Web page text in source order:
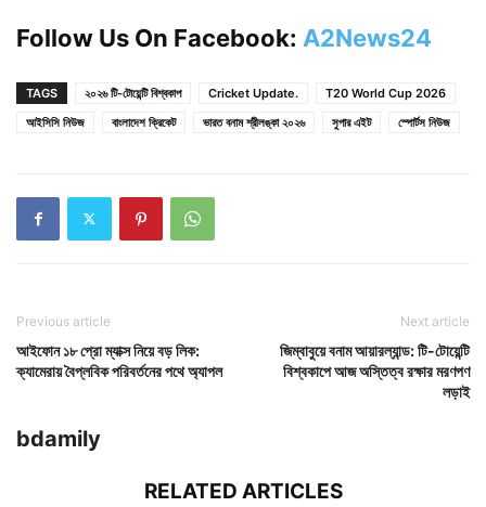
Follow Us On Facebook: A2News24
TAGS ২০২৬ টি-টোয়েন্টি বিশ্বকাপ Cricket Update.
T20 World Cup 2026
আইসিসি নিউজ
বাংলাদেশ ক্রিকেট ভারত বনাম শ্রীলঙ্কা ২০২৬ সুপার এইট স্পোর্টস নিউজ
Previous article
আইফোন ১৮ প্রো ম্যাক্স নিয়ে বড় লিক:
ক্যামেরায় বৈপ্লবিক পরিবর্তনের পথে অ্যাপল
Next article
জিম্বাবুয়ে বনাম আয়ারল্যান্ড: টি-টোয়েন্টি
বিশ্বকাপে আজ অস্তিত্ব রক্ষার মরণপণ
লড়াই
bdamily
RELATED ARTICLES